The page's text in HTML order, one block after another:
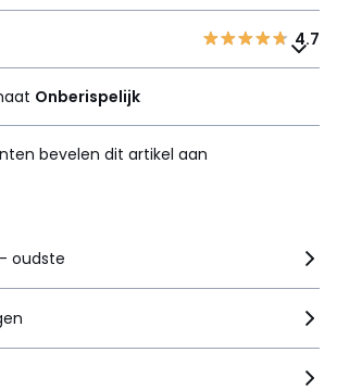
Deze productmaat
dit artikel aan
4.7
Onberispelijk
bevelen dit artikel aan
oudste